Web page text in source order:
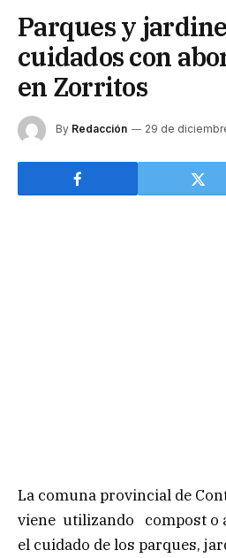
Parques y
cuidados con
en Zorritos
By Redacción 29 de
La comuna provincial de
viene utilizando compost o
el cuidado de los parques,